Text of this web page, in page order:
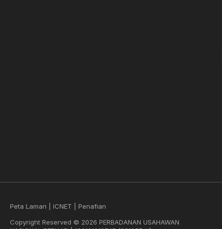
Peta Laman ICNET
Penafian
Copyright Reserved © 2026 PERBADANAN USAHAWAN